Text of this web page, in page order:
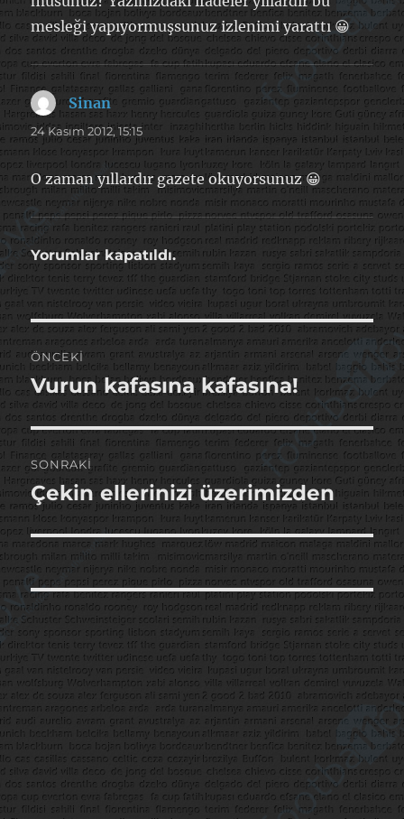
mesleği yapıyormuşsunuz izlenimi yarattı 😀
Sinan dedi
ki:
24 Kasım 2012, 15:15
O zaman yıllardır gazete okuyorsunuz 😀
Yorumlar kapatıldı.
Yazı
gezinmesi
ÖNCEKI
Önceki
yazı:
Vurun kafasına kafasına!
SONRAKI
Sonraki
yazı:
Çekin ellerinizi üzerimizden